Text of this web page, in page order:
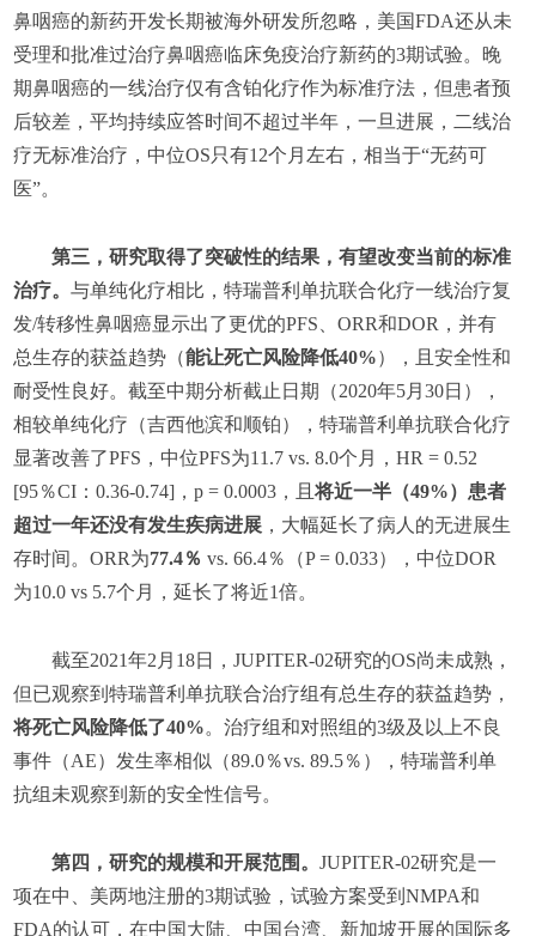
鼻咽癌的新药开发长期被海外研发所忽略，美国FDA还从未
受理和批准过治疗鼻咽癌临床免疫治疗新药的3期试验。晚
期鼻咽癌的一线治疗仅有含铂化疗作为标准疗法，但患者预
后较差，平均持续应答时间不超过半年，一旦进展，二线治
疗无标准治疗，中位OS只有12个月左右，相当于“无药可
医”。
第三，研究取得了突破性的结果，有望改变当前的标准
治疗。 与单纯化疗相比，特瑞普利单抗联合化疗一线治疗复
发/转移性鼻咽癌显示出了更优的PFS、ORR和DOR，并有
总生存的获益趋势（能让死亡风险降低40%），且安全性和
耐受性良好。截至中期分析截止日期（2020年5月30日），
相较单纯化疗（吉西他滨和顺铂），特瑞普利单抗联合化疗
显著改善了PFS，中位PFS为11.7 vs. 8.0个月，HR = 0.52
[95％CI：0.36-0.74]，p = 0.0003，且将近一半（49%）患者
超过一年还没有发生疾病进展，大幅延长了病人的无进展生
存时间。ORR为77.4％ vs. 66.4％（P = 0.033），中位DOR
为10.0 vs 5.7个月，延长了将近1倍。
截至2021年2月18日，JUPITER-02研究的OS尚未成熟，
但已观察到特瑞普利单抗联合治疗组有总生存的获益趋势，
将死亡风险降低了40%。治疗组和对照组的3级及以上不良
事件（AE）发生率相似（89.0％vs. 89.5％），特瑞普利单
抗组未观察到新的安全性信号。
第四，研究的规模和开展范围。 JUPITER-02研究是一
项在中、美两地注册的3期试验，试验方案受到NMPA和
FDA的认可，在中国大陆、中国台湾、新加坡开展的国际多